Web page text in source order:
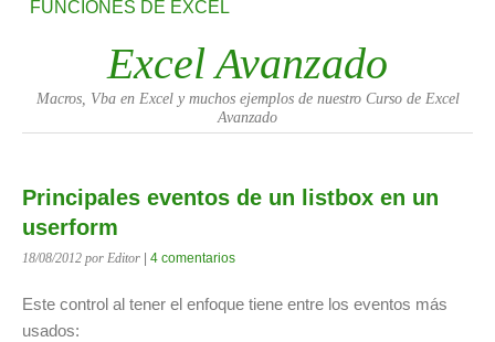
FUNCIONES DE EXCEL
Excel Avanzado
Macros, Vba en Excel y muchos ejemplos de nuestro Curso de Excel
Avanzado
Principales eventos de un listbox en un
userform
18/08/2012 por Editor 4 comentarios
Este control al tener el enfoque tiene entre los eventos más
usados: